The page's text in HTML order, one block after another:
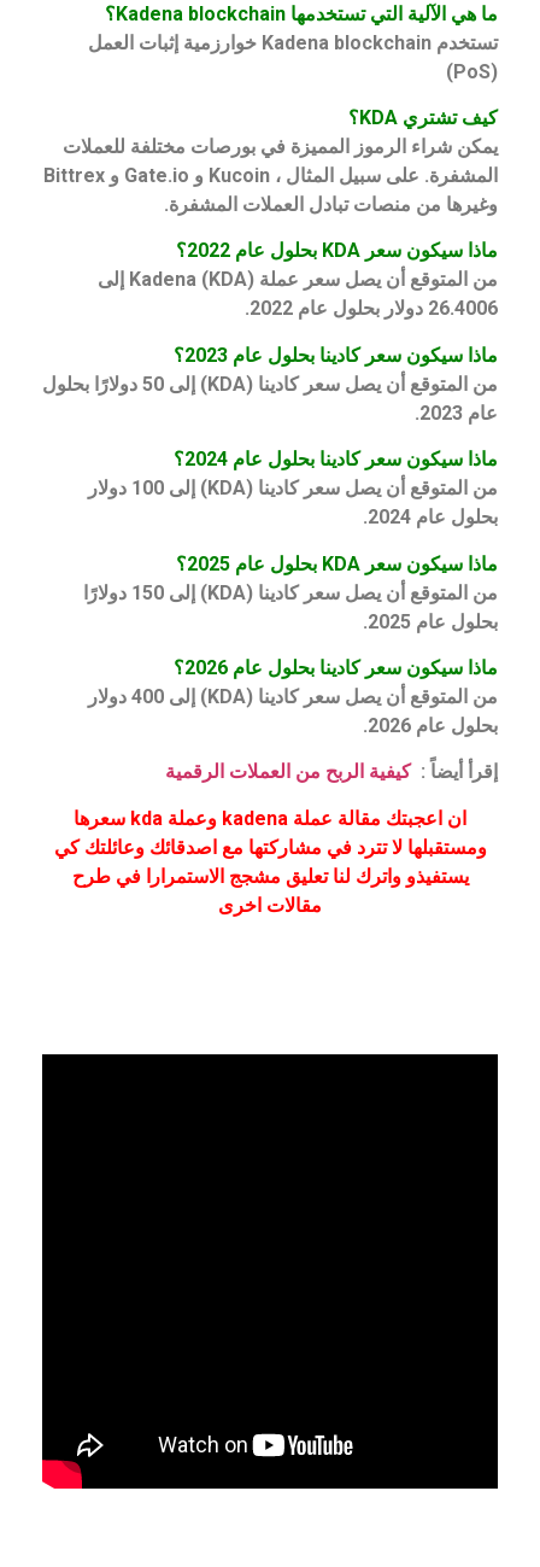
ما هي الآلية التي تستخدمها Kadena blockchain؟
تستخدم Kadena blockchain خوارزمية إثبات العمل
(PoS)
كيف تشتري KDA؟
يمكن شراء الرموز المميزة في بورصات مختلفة للعملات
المشفرة. على سبيل المثال ، Kucoin و Gate.io و Bittrex
وغيرها من منصات تبادل العملات المشفرة.
ماذا سيكون سعر KDA بحلول عام 2022؟
من المتوقع أن يصل سعر عملة Kadena (KDA) إلى
26.4006 دولار بحلول عام 2022.
ماذا سيكون سعر كادينا بحلول عام 2023؟
من المتوقع أن يصل سعر كادينا (KDA) إلى 50 دولارًا بحلول
عام 2023.
ماذا سيكون سعر كادينا بحلول عام 2024؟
من المتوقع أن يصل سعر كادينا (KDA) إلى 100 دولار
بحلول عام 2024.
ماذا سيكون سعر KDA بحلول عام 2025؟
من المتوقع أن يصل سعر كادينا (KDA) إلى 150 دولارًا
بحلول عام 2025.
ماذا سيكون سعر كادينا بحلول عام 2026؟
من المتوقع أن يصل سعر كادينا (KDA) إلى 400 دولار
بحلول عام 2026.
إقرأ أيضاً :كيفية الربح من العملات الرقمية
ان اعجبتك مقالة عملة kadena وعملة kda سعرها
ومستقبلها لا تترد في مشاركتها مع اصدقائك وعائلتك كي
يستفيذو واترك لنا تعليق مشجج الاستمرارا في طرح
مقالات اخرى